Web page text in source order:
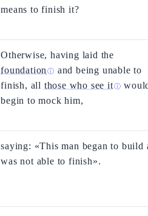
means to finish it?
Otherwise, having laid the
foundation ⓘ and being unable to
finish, all those who see itⓘ
begin to mock him,
saying: «This man began to build
was not able to finish».